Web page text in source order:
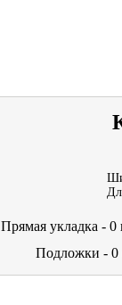
Прямая укладка - 0
Подложки -0